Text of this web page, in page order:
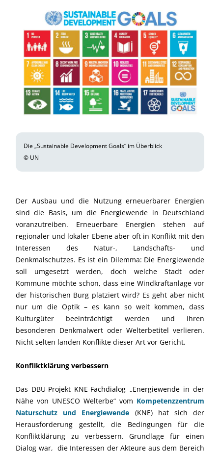
Die „Sustainable Development Goals“ im Überblick
© UN
Der Ausbau und die Nutzung erneuerbarer Energien
sind die Basis, um die Energiewende in Deutschland
voranzutreiben. Erneuerbare Energien stehen auf
regionaler und lokaler Ebene aber oft in Konflikt mit den
Interessen des Natur-, Landschafts- und
Denkmalschutzes. Es ist ein Dilemma: Die Energiewende
soll umgesetzt werden, doch welche Stadt oder
Kommune möchte schon, dass eine Windkraftanlage vor
der historischen Burg platziert wird? Es geht aber nicht
nur um die Optik – es kann so weit kommen, dass
Kulturgüter beeinträchtigt werden und ihren
besonderen Denkmalwert oder Welterbetitel verlieren.
Nicht selten landen Konflikte dieser Art vor Gericht.
Konfliktklärung verbessern
Das DBU-Projekt KNE-Fachdialog „Energiewende in der
Nähe von UNESCO Welterbe“ vom Kompetenzzentrum
Naturschutz und Energiewende (KNE) hat sich der
Herausforderung gestellt, die Bedingungen für die
Konfliktklärung zu verbessern. Grundlage für einen
Dialog war, die Interessen der Akteure aus dem Bereich